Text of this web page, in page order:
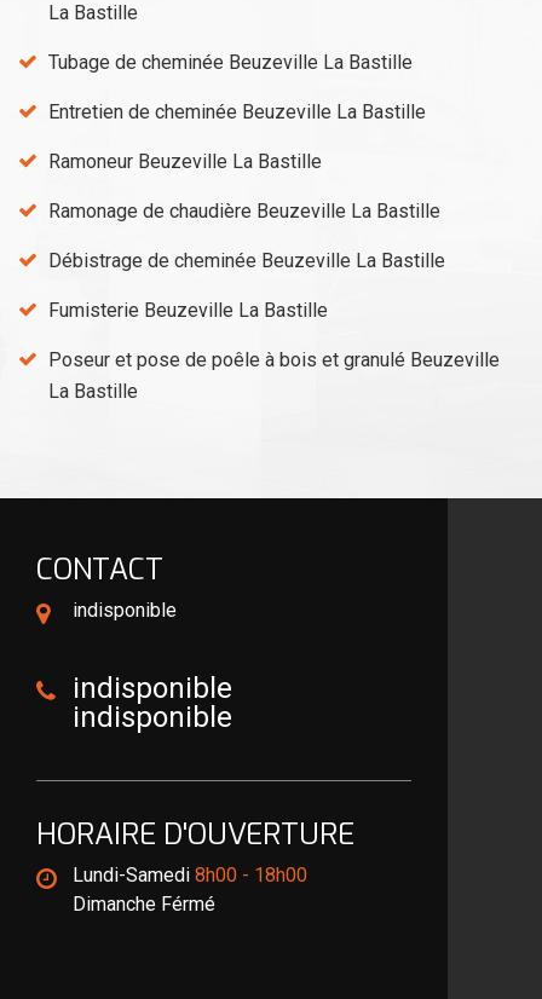
La Bastille
Tubage de cheminée Beuzeville La Bastille
Entretien de cheminée Beuzeville La Bastille
Ramoneur Beuzeville La Bastille
Ramonage de chaudière Beuzeville La Bastille
Débistrage de cheminée Beuzeville La Bastille
Fumisterie Beuzeville La Bastille
Poseur et pose de poêle à bois et granulé Beuzeville
La Bastille
CONTACT
indisponible
indisponible
indisponible
HORAIRE D'OUVERTURE
Lundi-Samedi 8h00 - 18h00
Dimanche Férmé